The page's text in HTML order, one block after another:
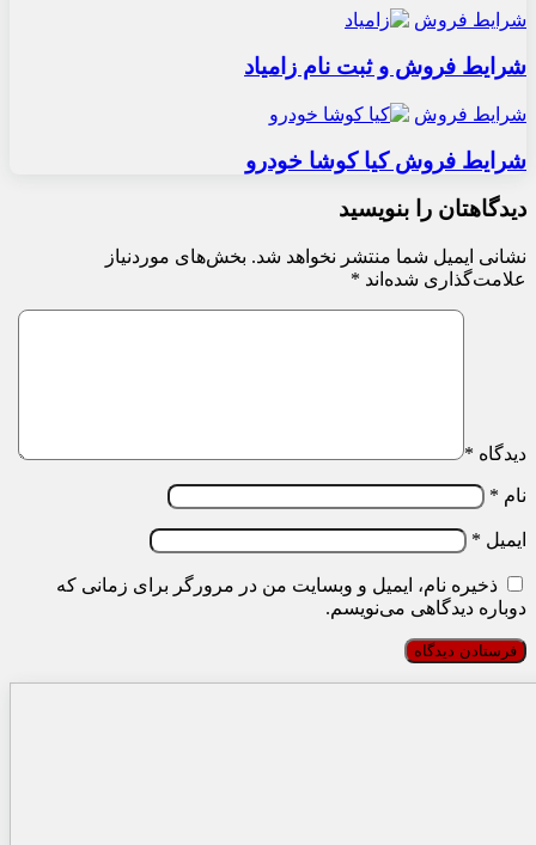
شرایط فروش
شرایط فروش و ثبت نام زامیاد
شرایط فروش
شرایط فروش کیا کوشا خودرو
دیدگاهتان را بنویسید
نشانی ایمیل شما منتشر نخواهد شد. بخش‌های موردنیاز
علامت‌گذاری شده‌اند *
دیدگاه *
نام *
ایمیل *
ذخیره نام، ایمیل و وبسایت من در مرورگر برای زمانی که
دوباره دیدگاهی می‌نویسم.